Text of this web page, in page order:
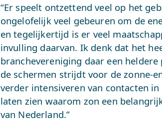
“Er speelt ontzettend veel op het
ongelofelijk veel gebeuren om de
en tegelijkertijd is er veel
invulling daarvan. Ik denk dat het
branchevereniging daar een
de schermen strijdt voor de zonne-
verder intensiveren van contacten in
laten zien waarom zon een
van Nederland.”